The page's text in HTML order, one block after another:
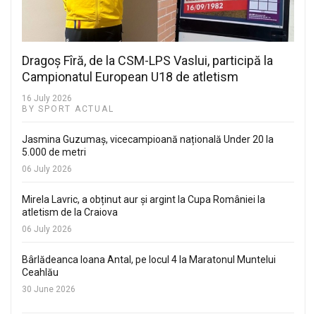
Dragoș Fîră, de la CSM-LPS Vaslui, participă la
Campionatul European U18 de atletism
16 July 2026
BY SPORT ACTUAL
Jasmina Guzumaș, vicecampioană națională Under 20 la
5.000 de metri
06 July 2026
Mirela Lavric, a obținut aur și argint la Cupa României la
atletism de la Craiova
06 July 2026
Bârlădeanca Ioana Antal, pe locul 4 la Maratonul Muntelui
Ceahlău
30 June 2026